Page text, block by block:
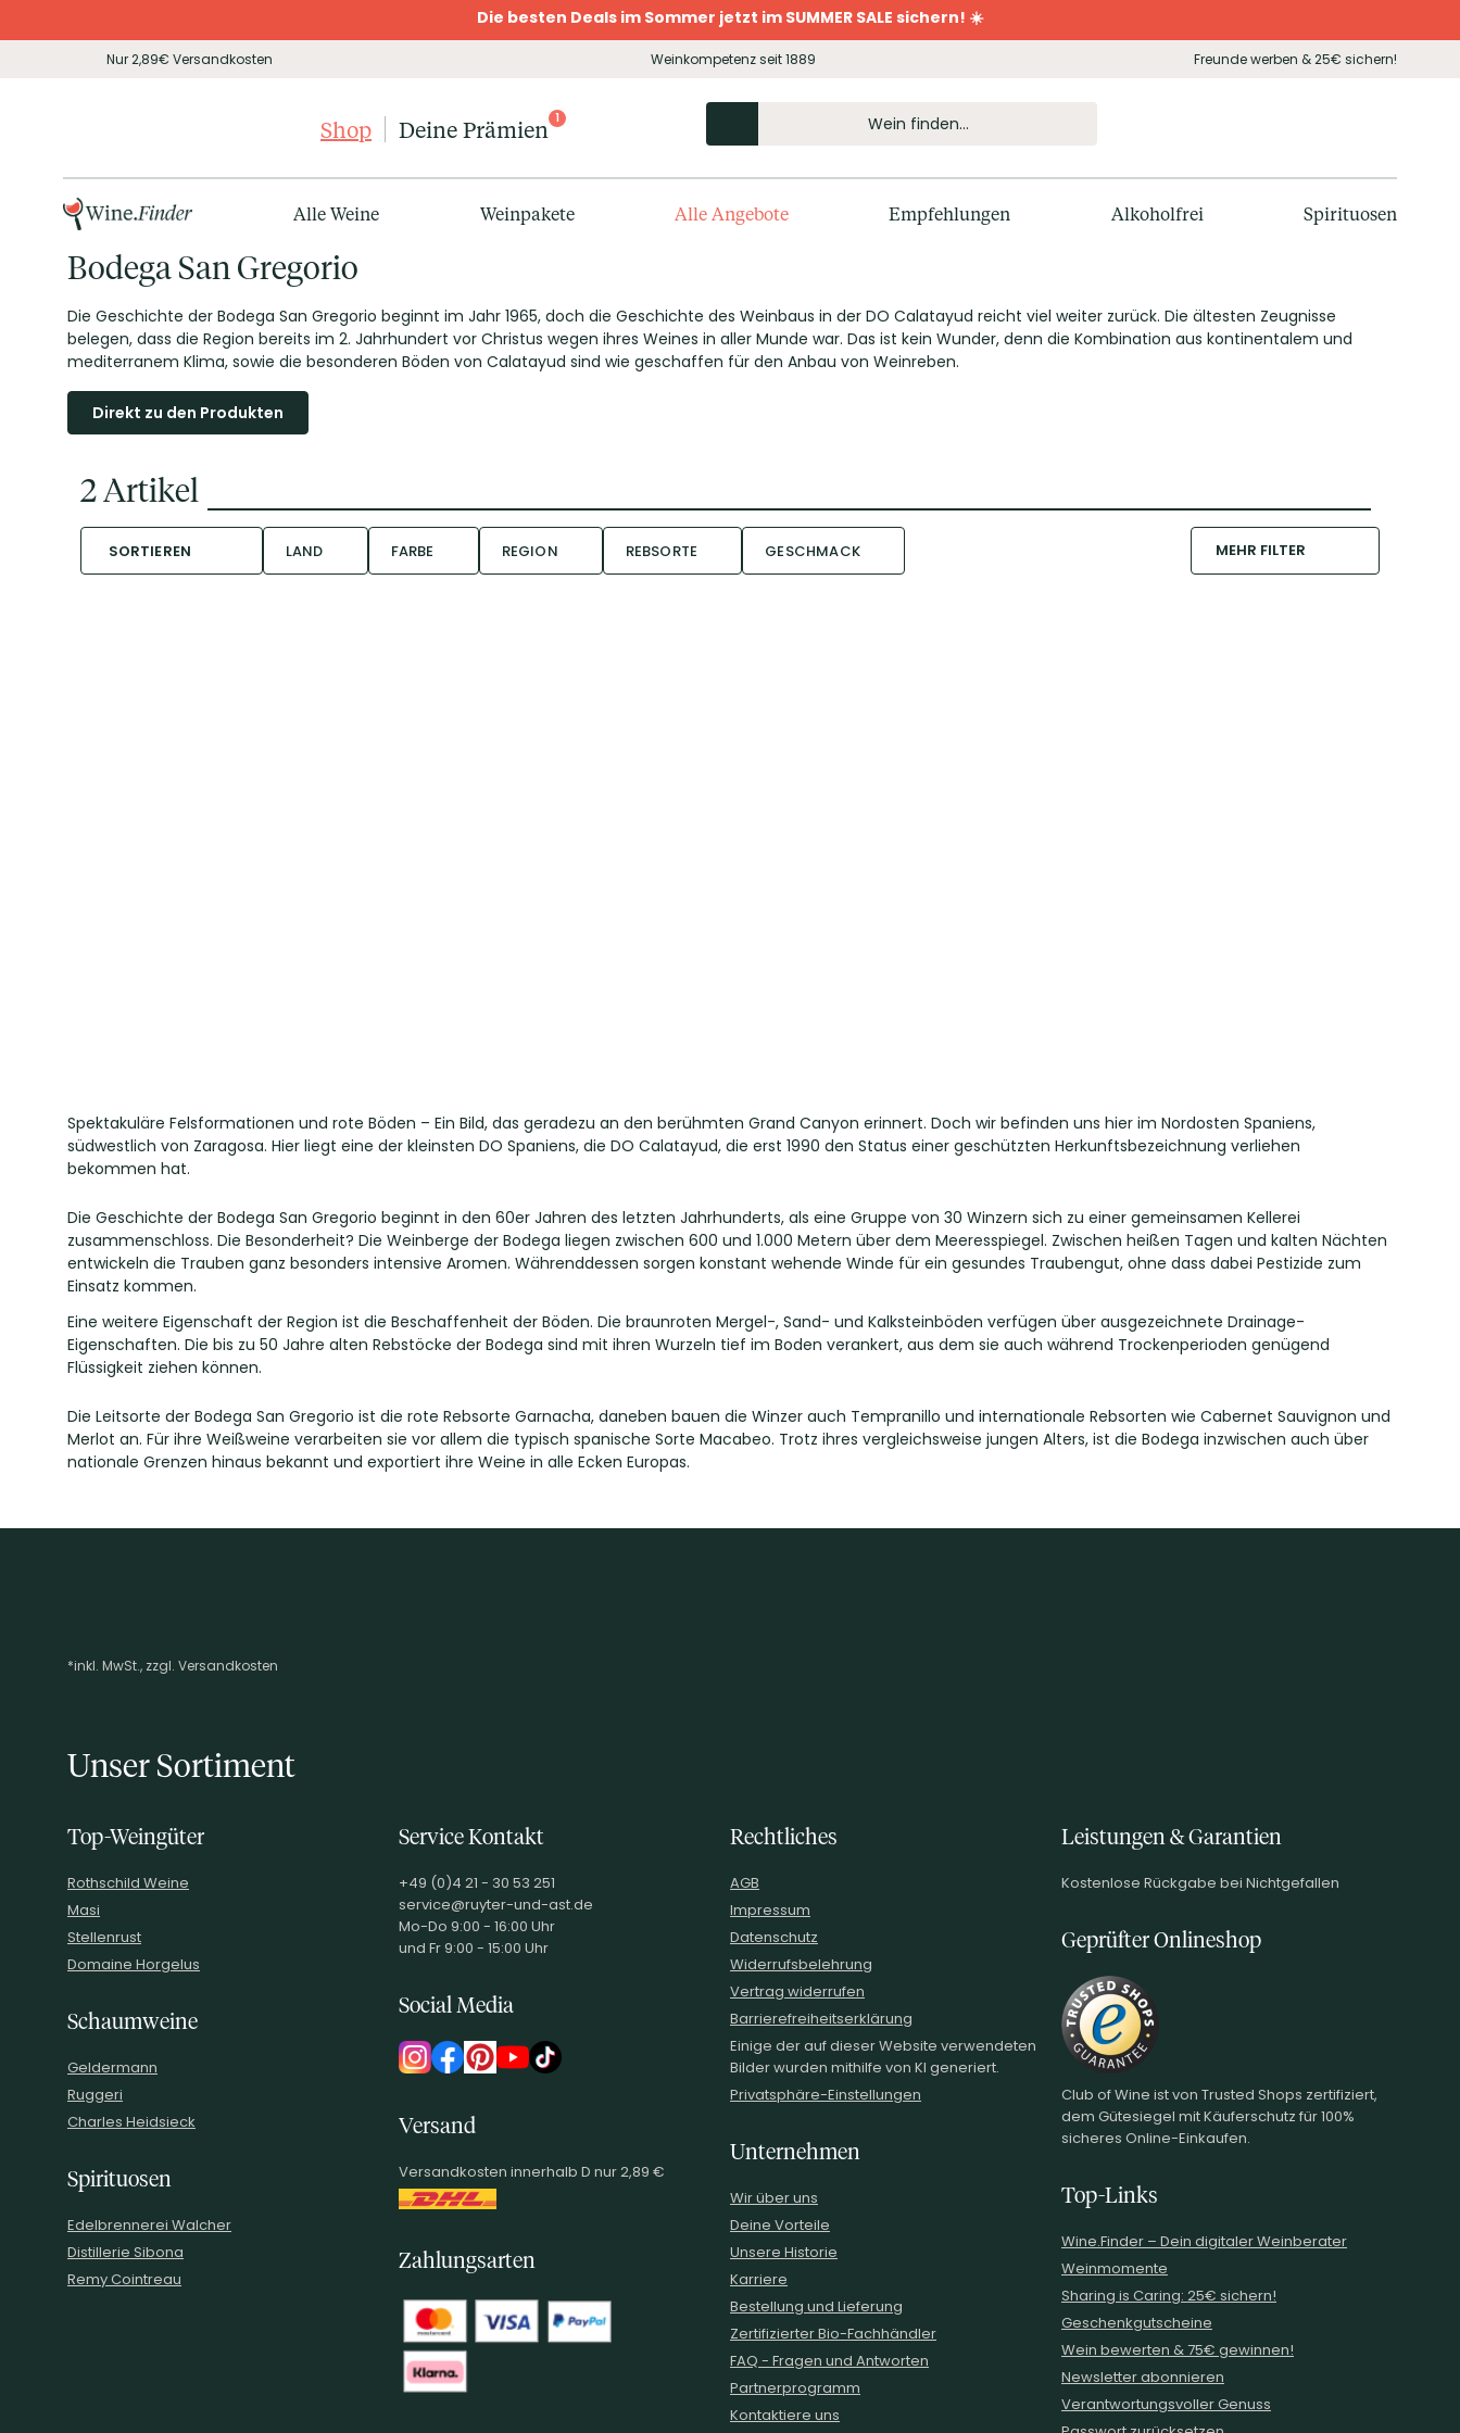
Die besten Deals im Sommer jetzt im SUMMER SALE sichern! ☀️
Nur 2,89€ Versandkosten Weinkompetenz seit 1889 Freunde werben & 25€ sichern!
Shop Deine Prämien 1
Alle Weine Weinpakete Alle Angebote Empfehlungen Alkoholfrei Spirituosen
Bodega San Gregorio
Die Geschichte der Bodega San Gregorio beginnt im Jahr 1965, doch die Geschichte des Weinbaus in der DO Calatayud reicht viel weiter zurück. Die ältesten Zeugnisse
belegen, dass die Region bereits im 2. Jahrhundert vor Christus wegen ihres Weines in aller Munde war. Das ist kein Wunder, denn die Kombination aus kontinentalem und
mediterranem Klima, sowie die besonderen Böden von Calatayud sind wie geschaffen für den Anbau von Weinreben.
Direkt zu den Produkten
2Artikel
SORTIEREN LAND FARBE REGION REBSORTE GESCHMACK MEHR FILTER
Spektakuläre Felsformationen und rote Böden – Ein Bild, das geradezu an den berühmten Grand Canyon erinnert. Doch wir befinden uns hier im Nordosten Spaniens,
südwestlich von Zaragosa. Hier liegt eine der kleinsten DO Spaniens, die DO Calatayud, die erst 1990 den Status einer geschützten Herkunftsbezeichnung verliehen
bekommen hat.
Die Geschichte der Bodega San Gregorio beginnt in den 60er Jahren des letzten Jahrhunderts, als eine Gruppe von 30 Winzern sich zu einer gemeinsamen Kellerei
zusammenschloss. Die Besonderheit? Die Weinberge der Bodega liegen zwischen 600 und 1.000 Metern über dem Meeresspiegel. Zwischen heißen Tagen und kalten Nächten
entwickeln die Trauben ganz besonders intensive Aromen. Währenddessen sorgen konstant wehende Winde für ein gesundes Traubengut, ohne dass dabei Pestizide zum
Einsatz kommen.
Eine weitere Eigenschaft der Region ist die Beschaffenheit der Böden. Die braunroten Mergel-, Sand- und Kalksteinböden verfügen über ausgezeichnete Drainage-
Eigenschaften. Die bis zu 50 Jahre alten Rebstöcke der Bodega sind mit ihren Wurzeln tief im Boden verankert, aus dem sie auch während Trockenperioden genügend
Flüssigkeit ziehen können.
Die Leitsorte der Bodega San Gregorio ist die rote Rebsorte Garnacha, daneben bauen die Winzer auch Tempranillo und internationale Rebsorten wie Cabernet Sauvignon und
Merlot an. Für ihre Weißweine verarbeiten sie vor allem die typisch spanische Sorte Macabeo. Trotz ihres vergleichsweise jungen Alters, ist die Bodega inzwischen auch über
nationale Grenzen hinaus bekannt und exportiert ihre Weine in alle Ecken Europas.
Footer-Menü
*inkl. MwSt., zzgl. Versandkosten
Unser Sortiment
Top-Weingüter
Rothschild Weine
Masi
Stellenrust
Domaine Horgelus
Schaumweine
Geldermann
Ruggeri
Charles Heidsieck
Spirituosen
Edelbrennerei Walcher
Distillerie Sibona
Remy Cointreau
Service Kontakt
+49 (0)4 21 - 30 53 251
service@ruyter-und-ast.de
Mo-Do 9:00 - 16:00 Uhr
und Fr 9:00 - 15:00 Uhr
Social Media
Versand
Versandkosten innerhalb D nur 2,89 €
Zahlungsarten
Rechtliches
AGB
Impressum
Datenschutz
Widerrufsbelehrung
Vertrag widerrufen
Barrierefreiheitserklärung
Einige der auf dieser Website verwendeten
Bilder wurden mithilfe von KI generiert.
Privatsphäre-Einstellungen
Unternehmen
Wir über uns
Deine Vorteile
Unsere Historie
Karriere
Bestellung und Lieferung
Zertifizierter Bio-Fachhändler
FAQ - Fragen und Antworten
Partnerprogramm
Kontaktiere uns
Leistungen & Garantien
Kostenlose Rückgabe bei Nichtgefallen
Geprüfter Onlineshop
Club of Wine ist von Trusted Shops zertifiziert,
dem Gütesiegel mit Käuferschutz für 100%
sicheres Online-Einkaufen.
Top-Links
Wine.Finder – Dein digitaler Weinberater
Weinmomente
Sharing is Caring: 25€ sichern!
Geschenkgutscheine
Wein bewerten & 75€ gewinnen!
Newsletter abonnieren
Verantwortungsvoller Genuss